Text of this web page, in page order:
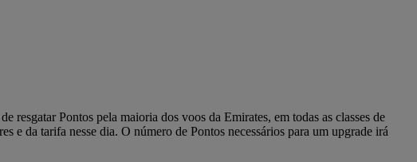
Pontos pela maioria dos voos da Emirates, em todas as classes de
e da tarifa nesse dia. O número de Pontos necessários para um upgrade irá